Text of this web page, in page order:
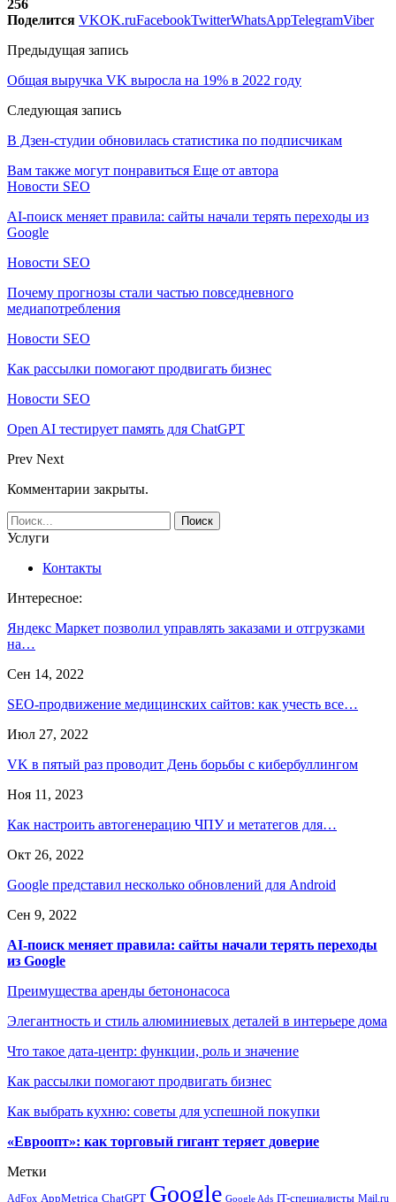
256
Поделится VKOK.ruFacebookTwitterWhatsAppTelegramViber
Предыдущая запись
Общая выручка VK выросла на 19% в 2022 году
Следующая запись
В Дзен-студии обновилась статистика по подписчикам
Вам также могут понравиться Еще от автора
Новости SEO
AI-поиск меняет правила: сайты начали терять переходы из
Google
Новости SEO
Почему прогнозы стали частью повседневного
медиапотребления
Новости SEO
Как рассылки помогают продвигать бизнес
Новости SEO
Open AI тестирует память для ChatGPT
Prev Next
Комментарии закрыты.
Услуги
Контакты
Интересное:
Яндекс Маркет позволил управлять заказами и отгрузками
на…
Сен 14, 2022
SEO-продвижение медицинских сайтов: как учесть все…
Июл 27, 2022
VK в пятый раз проводит День борьбы с кибербуллингом
Ноя 11, 2023
Как настроить автогенерацию ЧПУ и метатегов для…
Окт 26, 2022
Google представил несколько обновлений для Android
Сен 9, 2022
AI-поиск меняет правила: сайты начали терять переходы
из Google
Преимущества аренды бетононасоса
Элегантность и стиль алюминиевых деталей в интерьере дома
Что такое дата-центр: функции, роль и значение
Как рассылки помогают продвигать бизнес
Как выбрать кухню: советы для успешной покупки
«Евроопт»: как торговый гигант теряет доверие
Метки
AdFox AppMetrica ChatGPT Google Google Ads IT-специалисты Mail.ru